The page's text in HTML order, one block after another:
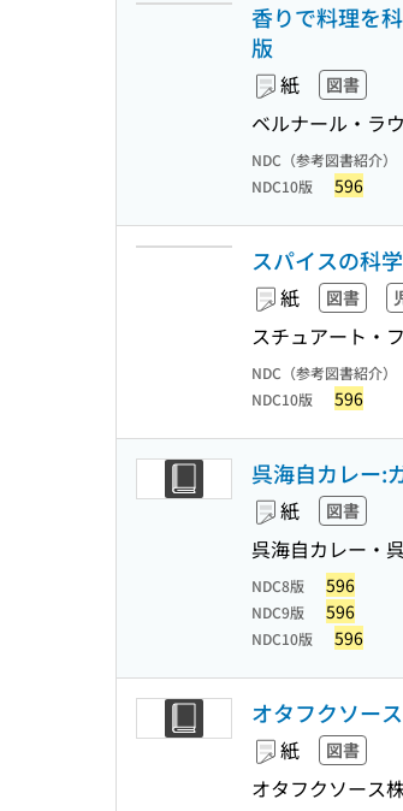
香りで料理を
版
紙 図書
ベルナール・ラ
NDC（参考図書紹介）
NDC10版 596
スパイスの科
紙 図書
スチュアート・
NDC（参考図書紹介）
NDC10版 596
呉海自カレー:
紙 図書
呉海自カレー・
NDC8版 596
NDC9版 596
NDC10版 596
オタフクソー
紙 図書
オタフクソース